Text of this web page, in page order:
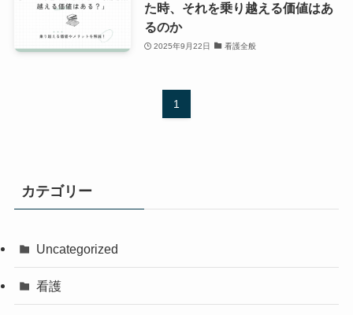
た時、それを乗り越える価値はあ
るのか
2025年9月22日 看護全般
1
カテゴリー
Uncategorized
看護